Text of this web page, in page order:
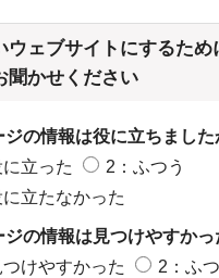
ウェブサイトにするた
聞かせください
ジの情報は役に立ちました
立った
2：ふつう
立たなかった
ジの情報は見つけやすかっ
けやすかった
2：ふ